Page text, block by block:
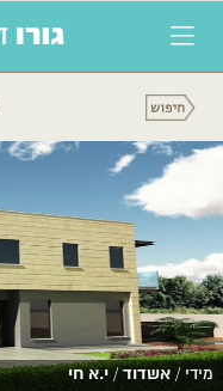
מידי / אשדוד/ י.א חי